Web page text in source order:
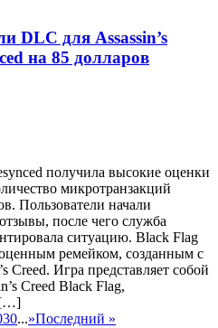
DLC для Assassin’s
на 85 долларов
получила высокие оценки
микротранзакций
Пользователи начали
после чего служба
ситуацию. Black Flag
ремейком, созданным с
Creed. Игра представляет собой
Creed Black Flag,
[…]
30...»Последний »